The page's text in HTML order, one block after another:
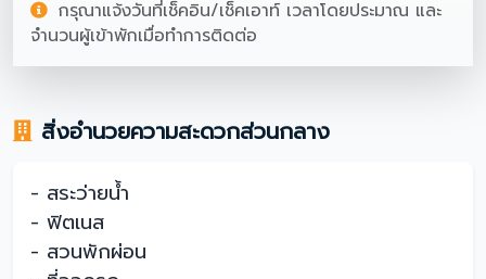
กรุณาแจ้งวันที่เช็คอิน/เช็คเอาท์ เวลาโดยประมาณ และ
จำนวนผู้เข้าพักเมื่อทำการติดต่อ
สิ่งอำนวยความสะดวกส่วนกลาง
- สระว่ายน้ำ
- ฟิตเนส
- สวนพักผ่อน